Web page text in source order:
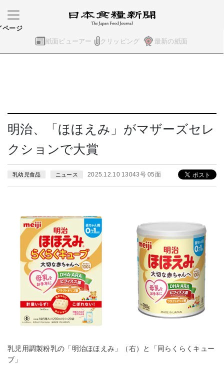
紙面ビューアー クリッピング 最新の紙面
ページ
明治、「ほほえみ」がマザーズセレ
クションで大賞
乳幼児食品 ニュース 2025.12.10 13043号 05面
乳児用調製粉乳の「明治ほほえみ」（右）と「同らくらくキュー
ブ」